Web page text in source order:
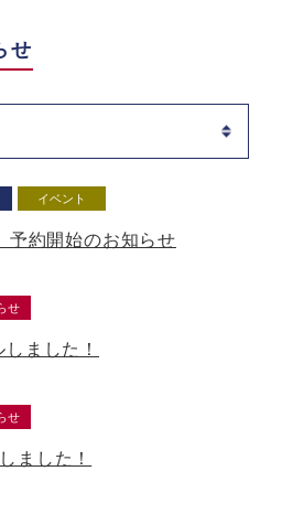
せ
イベント
約開始のお知らせ
せ
ました！
せ
ました！